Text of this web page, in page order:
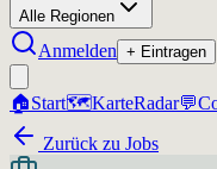
Alle Regionen
Anmelden + Eintragen
🏠Start🗺️KarteRadar💬
Zurück zu Jobs